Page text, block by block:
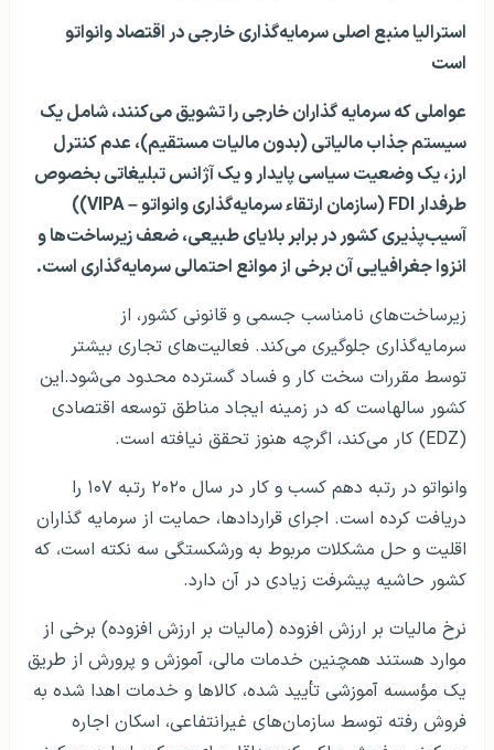
استرالیا منبع اصلی سرمایه‌گذاری خارجی در اقتصاد وانواتو
است
عواملی که سرمایه گذاران خارجی را تشویق می‌کنند، شامل یک
سیستم جذاب مالیاتی (بدون مالیات مستقیم)، عدم کنترل
ارز، یک وضعیت سیاسی پایدار و یک آژانس تبلیغاتی بخصوص
طرفدار FDI (سازمان ارتقاء سرمایه‌گذاری وانواتو – VIPA))
آسیب‌پذیری کشور در برابر بلایای طبیعی، ضعف زیرساخت‌ها و
انزوا جغرافیایی آن برخی از موانع احتمالی سرمایه‌گذاری است.
زیرساخت‌های نامناسب جسمی و قانونی کشور، از
سرمایه‌گذاری جلوگیری می‌کند. فعالیت‌های تجاری بیشتر
توسط مقررات سخت کار و فساد گسترده محدود می‌شود.این
کشور سالهاست که در زمینه ایجاد مناطق توسعه اقتصادی
(EDZ) کار می‌کند، اگرچه هنوز تحقق نیافته است.
وانواتو در رتبه دهم کسب و کار در سال ۲۰۲۰ رتبه ۱۰۷ را
دریافت کرده است. اجرای قراردادها، حمایت از سرمایه گذاران
اقلیت و حل مشکلات مربوط به ورشکستگی سه نکته است، که
کشور حاشیه پیشرفت زیادی در آن دارد.
نرخ مالیات بر ارزش افزوده (مالیات بر ارزش افزوده) برخی از
موارد هستند همچنین خدمات مالی، آموزش و پرورش از طریق
یک مؤسسه آموزشی تأیید شده، کالاها و خدمات اهدا شده به
فروش رفته توسط سازمان‌های غیرانتفاعی، اسکان اجاره